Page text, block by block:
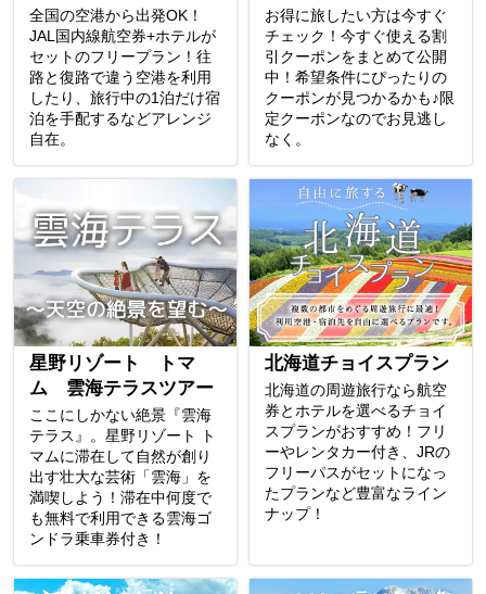
全国の空港から出発OK！
JAL国内線航空券+ホテルが
セットのフリープラン！往
路と復路で違う空港を利用
したり、旅行中の1泊だけ宿
泊を手配するなどアレンジ
自在。
お得に旅したい方は今すぐ
チェック！今すぐ使える割
引クーポンをまとめて公開
中！希望条件にぴったりの
クーポンが見つかるかも♪限
定クーポンなのでお見逃し
なく。
星野リゾート トマ
ム 雲海テラスツアー
ここにしかない絶景『雲海
テラス』。星野リゾート ト
マムに滞在して自然が創り
出す壮大な芸術「雲海」を
満喫しよう！滞在中何度で
も無料で利用できる雲海ゴ
ンドラ乗車券付き！
北海道チョイスプラン
北海道の周遊旅行なら航空
券とホテルを選べるチョイ
スプランがおすすめ！フリ
ーやレンタカー付き、JRの
フリーパスがセットになっ
たプランなど豊富なライン
ナップ！